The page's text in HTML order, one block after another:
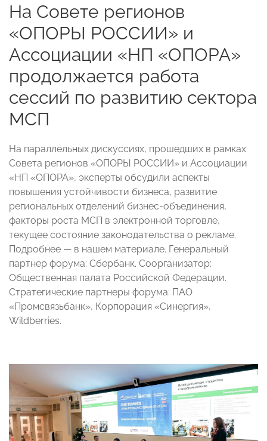
На Совете регионов
«ОПОРЫ РОССИИ» и
Ассоциации «НП «ОПОРА»
продолжается работа
сессий по развитию сектора
МСП
На параллельных дискуссиях, прошедших в рамках
Совета регионов «ОПОРЫ РОССИИ» и Ассоциации
«НП «ОПОРА», эксперты обсудили аспекты
повышения устойчивости бизнеса, развитие
региональных отделений бизнес-объединения,
факторы роста МСП в электронной торговле,
текущее состояние законодательства о рекламе.
Подробнее — в нашем материале. Генеральный
партнер форума: Сбербанк. Соорганизатор:
Общественная палата Российской Федерации.
Стратегические партнеры форума: ПАО
«Промсвязьбанк», Корпорация «Синергия»,
Wildberries.